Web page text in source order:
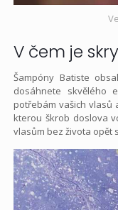
V čem je
Šampóny Batiste
dosáhnete skvělého
potřebám vašich vlasů
kterou škrob doslova
vlasům bez života opět